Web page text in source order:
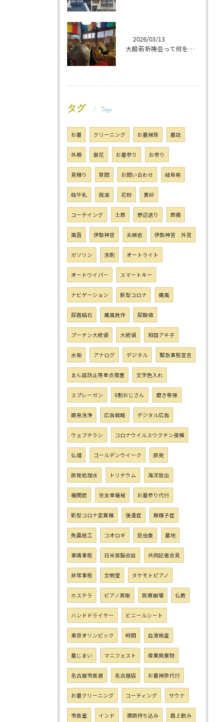
2026/03/13
大般若祈祷会って何をするの？ 岐阜のお墓掃除屋「磨き専隊」です
タグ Tags
お墓 クリーニング お墓掃除 墓誌
外柵 献花 お墓参り お参り
見積り 質問 お問い合わせ 岐阜県
瓶牛乳 銭湯 花粉 黄砂
コーテイング 土葬 野辺送り 葬儀
風習 伊勢神宮 夫婦岩 伊勢神宮 外宮
ガソリン 洗剤 オートライト
オートワイパー スマートキー
ナビゲーション 新型コロナ 痛風
尿路結石 痛風発作 尿酸値
プーチン大統領 大統領 和田アキ子
水垢 アナログ デジタル 緊急事態宣言
まん延防止等重点措置 文字色入れ
スプレーガン 8割おじさん 磨き専隊
簡易洗浄 広告戦略 デジタル広告
ウェブチラシ コロナウイルスワクチン接種
仏壇 ゴールデンウイーク 原発
原発処理水 トリチウム 海洋放出
機関銃 住友重機械 お墓参り代行
新型コロナ変異種 後遺症 無精子症
免震施工 コオロギ 昆虫食 墓地
事情事態 日米首脳会談 共同記者会見
非常事態 文明堂 タケモトピアノ
カステラ ピアノ買取 医療崩壊 仏教
ハンドドライヤー ビニールシート
東京オリンピック 時間 血液検査
墓じまい マニフェスト 産業廃棄物
名古屋市長選 名古屋店 お墓掃除代行
お墓クリーニング コーティング サウナ
市長室 インド 酒類持ち込み 路上飲み